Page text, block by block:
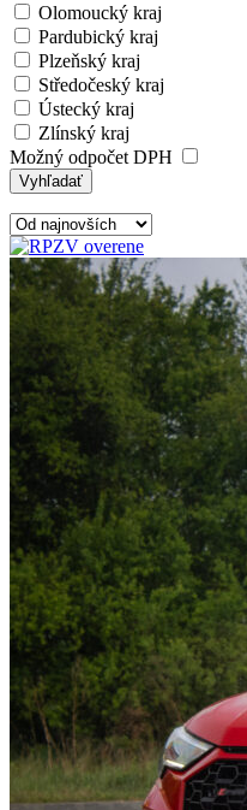
Olomoucký kraj
Pardubický kraj
Plzeňský kraj
Středočeský kraj
Ústecký kraj
Zlínský kraj
Možný odpočet DPH
Vyhľadať